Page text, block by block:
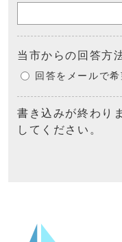
当市からの回答方
回答をメールで希
書き込みが終わり
してください。